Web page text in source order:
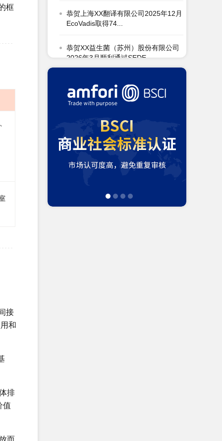
框
接
和
排
值
而
恭贺XX益生菌（苏州）股份有限公司
恭贺宁波XX家居用品有限公司2026年
3月顺利通过Disney验...
恭贺浙江XX纺织科技有限公司2026年
3月顺利通过OCS认证...
恭贺青岛XX油脂科技有限公司2026年
3月EcoVadis取得8...
恭贺张家港市XX纺织有限公司2026年
恭贺无锡XX纺织科技有限公司2026年
3月顺利通过BSCI验厂...